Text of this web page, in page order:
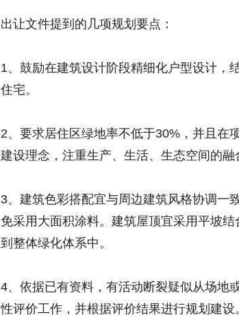
出让文件提到的几项规划要点：
1、鼓励在建筑设计阶段精细化户型设计，
住宅。
2、要求居住区绿地率不低于30%，并且在
建设理念，注重生产、生活、生态空间的融
3、建筑色彩搭配宜与周边建筑风格协调一
免采用大面积涂料。建筑屋顶宜采用平坡
到整体绿化体系中。
4、依据已有资料，有活动断裂疑似从场地
性评价工作，并根据评价结果进行规划建设